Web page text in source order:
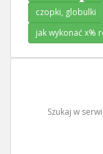
czopki, globulki
jak wykonać x%